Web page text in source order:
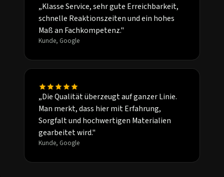
„Klasse Service, sehr gute Erreichbarkeit,
schnelle Reaktionszeiten und ein hohes
Maß an Fachkompetenz."
Kunde, Google
„Die Qualität überzeugt auf ganzer Linie.
Man merkt, dass hier mit Erfahrung,
Sorgfalt und hochwertigen Materialien
gearbeitet wird."
Kunde, Google